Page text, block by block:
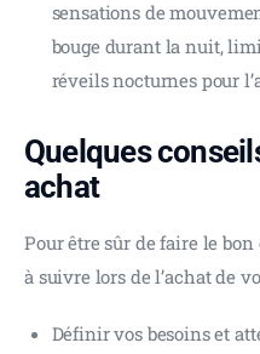
sensations de
bouge durant la nuit,
réveils nocturnes pour
Quelques
achat
Pour être sûr de faire le
à suivre lors de l’achat de
Définir vos besoins et